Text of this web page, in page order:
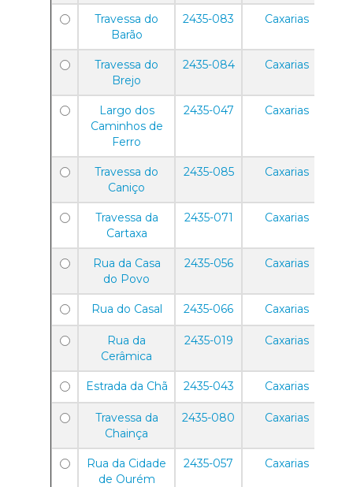
Travessa do
Barão
2435-083 Caxarias
Travessa do
Brejo
2435-084 Caxarias
Largo dos
Caminhos de
Ferro
2435-047 Caxarias
Travessa do
Caniço
2435-085 Caxarias
Travessa da
Cartaxa
2435-071 Caxarias
Rua da Casa
do Povo
2435-056 Caxarias
Rua do Casal 2435-066 Caxarias
Rua da
Cerâmica
2435-019 Caxarias
Estrada da Chã 2435-043 Caxarias
Travessa da
Chainça
2435-080 Caxarias
Rua da Cidade
de Ourém
2435-057 Caxarias